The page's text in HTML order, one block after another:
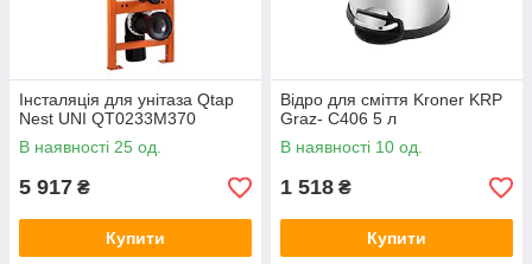
Інсталяція для унітаза Qtap
Nest UNI QT0233M370
В наявності 25 од.
5 917 ₴
Купити
Відро для сміття Kroner KRP
Graz- C406 5 л
В наявності 10 од.
1 518 ₴
Купити